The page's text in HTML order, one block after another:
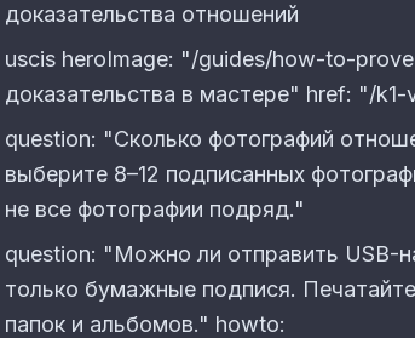
доказательства отношений
uscis heroImage: "/guides/how-to-
доказательства в мастере" href: "/
question: "Сколько фотографий
выберите 8–12 подписанных
не все фотографии подряд."
question: "Можно ли отправить USB-
только бумажные подпися.
папок и альбомов." howto: